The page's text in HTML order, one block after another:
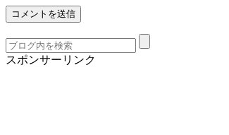
スポンサーリンク